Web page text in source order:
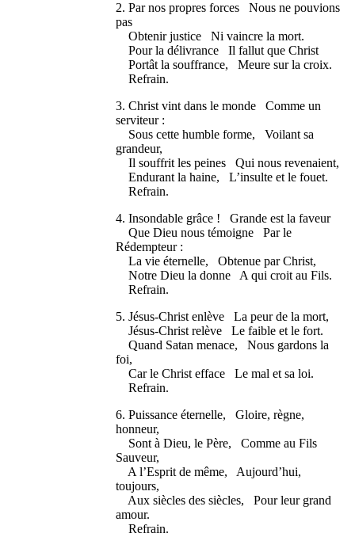
2. Par nos propres forces Nous ne pouvions
pas
Obtenir justice Ni vaincre la mort.
Pour la délivrance Il fallut que Christ
Portât la souffrance, Meure sur la croix.
Refrain.
3. Christ vint dans le monde Comme un
serviteur :
Sous cette humble forme, Voilant sa
grandeur,
Il souffrit les peines Qui nous revenaient,
Endurant la haine, L’insulte et le fouet.
Refrain.
4. Insondable grâce ! Grande est la faveur
Que Dieu nous témoigne Par le
Rédempteur :
La vie éternelle, Obtenue par Christ,
Notre Dieu la donne A qui croit au Fils.
Refrain.
5. Jésus-Christ enlève La peur de la mort,
Jésus-Christ relève Le faible et le fort.
Quand Satan menace, Nous gardons la
foi,
Car le Christ efface Le mal et sa loi.
Refrain.
6. Puissance éternelle, Gloire, règne,
honneur,
Sont à Dieu, le Père, Comme au Fils
Sauveur,
A l’Esprit de même, Aujourd’hui,
toujours,
Aux siècles des siècles, Pour leur grand
amour.
Refrain.